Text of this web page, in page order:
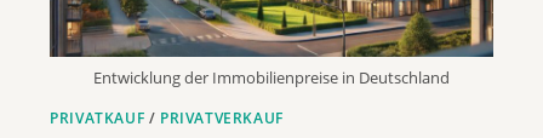
Entwicklung der Immobilienpreise in Deutschland
PRIVATKAUF / PRIVATVERKAUF